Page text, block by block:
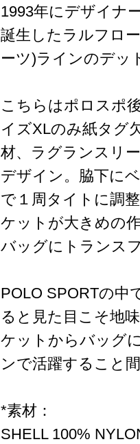
1993年にデザイナ
誕生したラルフロ
ーツ)ラインのデッ
こちらはポロスポ
イズXLのみ紙タグ
材、ラグランスリ
デザイン。脇下に
で１周タイトに調
ケットが大きめの
バッグにトランス
POLO SPORTの中
ると見た目こそ地
ケットからバッグ
ンで活躍すること
*素材：
SHELL 100%